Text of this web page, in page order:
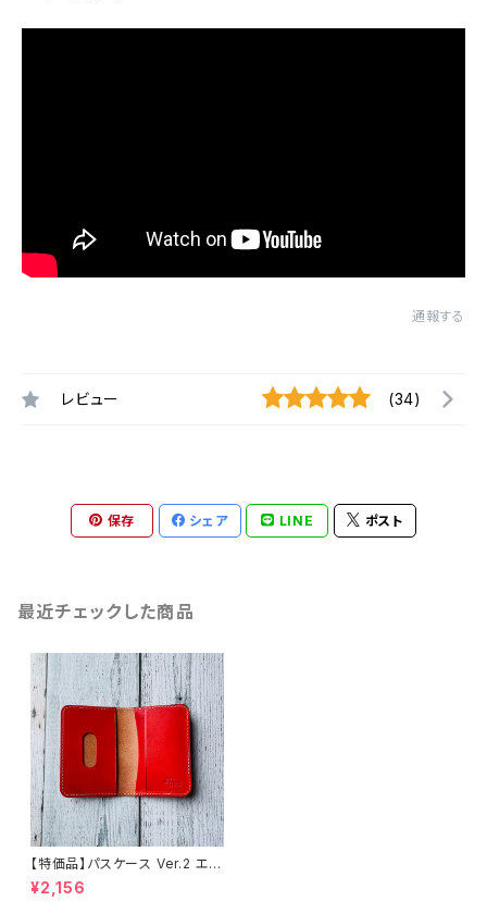
通報する
レビュー (34)
保存 シェア LINE ポスト
最近チェックした商品
【特価品】パスケース Ver.2 エル
バマット（fragola）（送料無料）
¥2,156